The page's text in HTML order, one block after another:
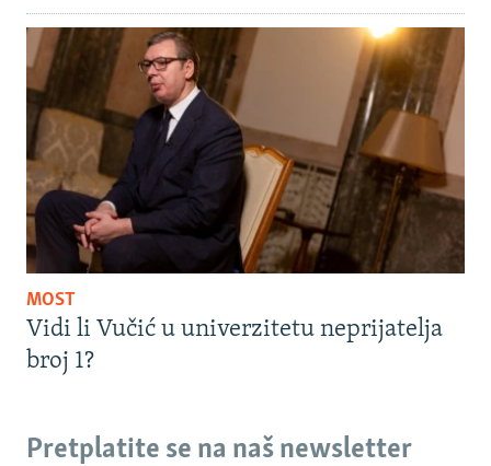
MOST
Vidi li Vučić u univerzitetu neprijatelja
broj 1?
Pretplatite se na naš newsletter